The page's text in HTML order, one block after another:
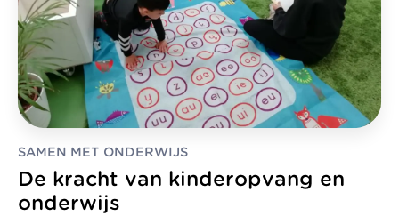
SAMEN MET ONDERWIJS
De kracht van kinderopvang en
onderwijs